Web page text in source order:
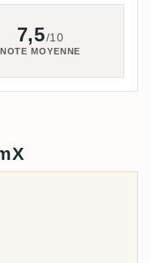
7,5/10
NOTE MOYENNE